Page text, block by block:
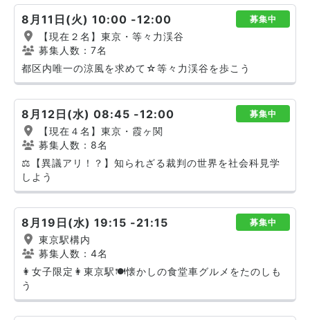
8月11日(火) 10:00 -12:00 募集中
【現在２名】東京・等々力渓谷
募集人数：7名
都区内唯一の涼風を求めて☆等々力渓谷を歩こう
8月12日(水) 08:45 -12:00 募集中
【現在４名】東京・霞ヶ関
募集人数：8名
⚖️【異議アリ！？】知られざる裁判の世界を社会科見学
しよう
8月19日(水) 19:15 -21:15 募集中
東京駅構内
募集人数：4名
👩女子限定👩東京駅🍽️懐かしの食堂車グルメをたのしも
う